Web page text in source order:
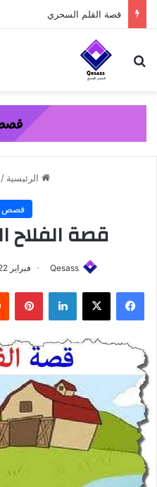
content
قصة القلم السحري
بحث عن
الرئيسية /
قصص
قصة الفلاح
Qesass فبراير 22, 2023
فيسبوك ‫X لينكدإن